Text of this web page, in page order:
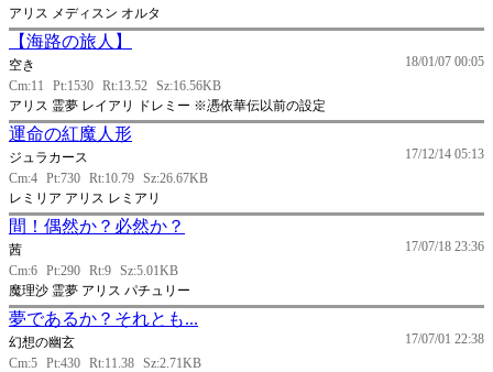
アリス メディスン オルタ
【海路の旅人】
18/01/07 00:05
空き
Cm:11
Pt:1530 Rt:13.52 Sz:16.56KB
アリス 霊夢 レイアリ ドレミー ※慿依華伝以前の設定
運命の紅魔人形
17/12/14 05:13
ジュラカース
Cm:4 Pt:730 Rt:10.79 Sz:26.67KB
レミリア アリス レミアリ
間！偶然か？必然か？
17/07/18 23:36
茜
Cm:6 Pt:290 Rt:9 Sz:5.01KB
魔理沙 霊夢 アリス パチュリー
夢であるか？それとも...
17/07/01 22:38
幻想の幽玄
Cm:5 Pt:430 Rt:11.38 Sz:2.71KB